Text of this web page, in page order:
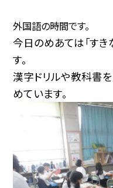
外国語の時間です。
今日のめあては「すき
す。
漢字ドリルや教科書
めています。